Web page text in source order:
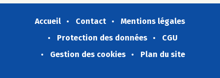
Accueil Contact
Mentions légales
Protection des données
CGU
Gestion des cookies
Plan du site